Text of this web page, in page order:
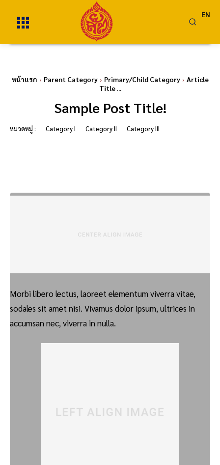
EN
หน้าแรก Parent Category Primary/Child Category
Article
Title ...
Sample Post Title!
หมวดหมู่ : Category I Category II Category III
Morbi libero lectus, laoreet elementum viverra vitae,
sodales sit amet nisi. Vivamus dolor ipsum, ultrices in
accumsan nec, viverra in nulla.